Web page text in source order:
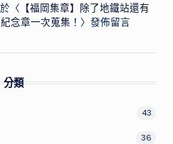
〈 【福岡集章】除了地鐵站還有
念章一次蒐集！ 〉發佈留言
分類
43
36